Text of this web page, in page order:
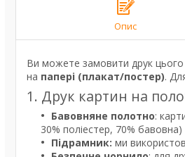
Опис
Ви можете замовити друк
на папері (плакат/постер).
1. Друк картин на
Бавовняне полотно:
30% поліестер, 70%
Підрамник: ми